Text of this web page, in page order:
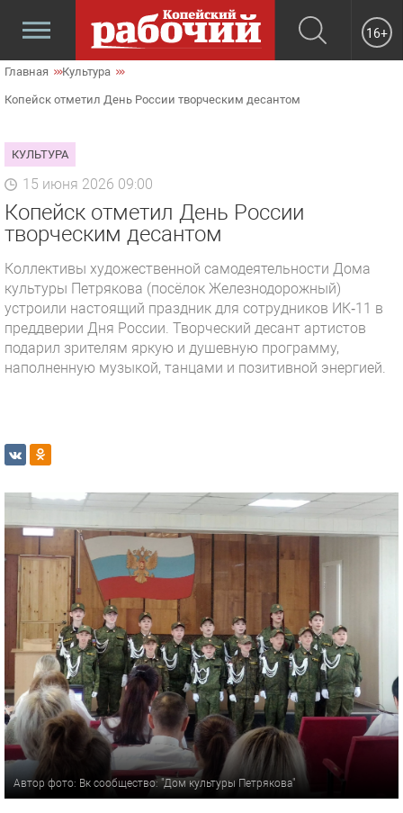
16+
Главная Культура
Копейск отметил День России творческим десантом
КУЛЬТУРА
15 июня 2026 09:00
Копейск отметил День России
творческим десантом
Коллективы художественной самодеятельности Дома
культуры Петрякова (посёлок Железнодорожный)
устроили настоящий праздник для сотрудников ИК‑11 в
преддверии Дня России. Творческий десант артистов
подарил зрителям яркую и душевную программу,
наполненную музыкой, танцами и позитивной энергией.
Автор фото: Вк сообщество: "Дом культуры Петрякова"